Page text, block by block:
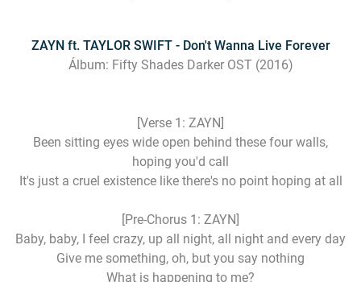
ZAYN ft. TAYLOR SWIFT - Don't Wanna Live Forever
Álbum: Fifty Shades Darker OST (2016)
[Verse 1: ZAYN]
Been sitting eyes wide open behind these four walls,
hoping you'd call
It's just a cruel existence like there's no point hoping at all
[Pre-Chorus 1: ZAYN]
Baby, baby, I feel crazy, up all night, all night and every day
Give me something, oh, but you say nothing
What is happening to me?